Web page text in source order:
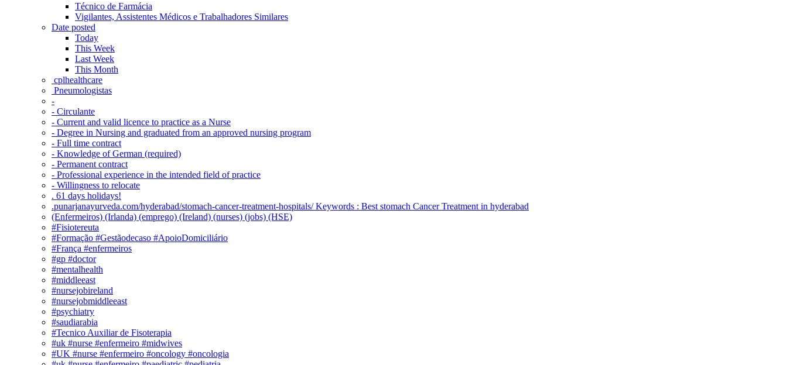
Técnico de Farmácia
Vigilantes, Assistentes Médicos e Trabalhadores Similares
Date posted
Today
This Week
Last Week
This Month
‎ cplhealthcare‬
Pneumologistas
-
- Circulante
- Current and valid licence to practice as a Nurse
- Degree in Nursing and graduated from an approved nursing program
- Full time contract
- Knowledge of German (required)
- Permanent contract
- Professional experience in the intended field of practice
- Willingness to relocate
. 61 days holidays!
.punarjanayurveda.com/hyderabad/stomach-cancer-treatment-hospitals/ Keywords : Best stomach Cancer Treatment in hyderabad
(Enfermeiros) (Irlanda) (emprego) (Ireland) (nurses) (jobs) (HSE)
#Fisiotereuta
#Formação #Gestãodecaso #ApoioDomiciliário
#França #enfermeiros
#gp #doctor
#mentalhealth
#middleeast
#nursejobireland
#nursejobmiddleeast
#psychiatry
#saudiarabia
#Tecnico Auxiliar de Fisoterapia
#uk #nurse #enfermeiro #midwives
#UK #nurse #enfermeiro #oncology #oncologia